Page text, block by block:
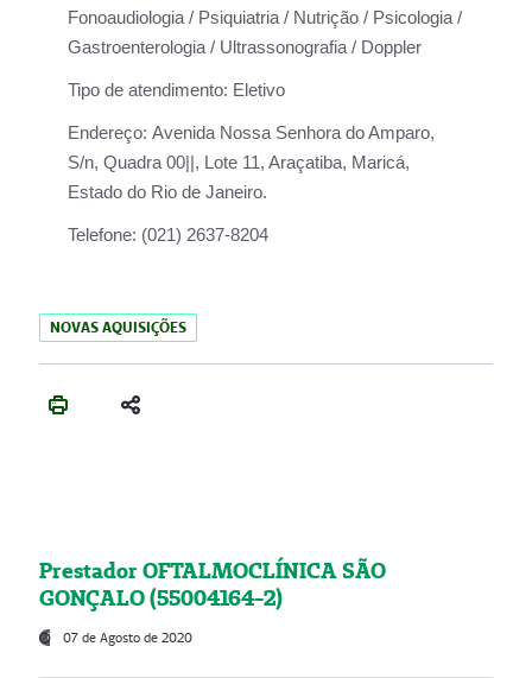
Fonoaudiologia / Psiquiatria / Nutrição / Psicologia /
Gastroenterologia / Ultrassonografia / Doppler
Tipo de atendimento: Eletivo
Endereço: Avenida Nossa Senhora do Amparo,
S/n, Quadra 00||, Lote 11, Araçatiba, Maricá,
Estado do Rio de Janeiro.
Telefone: (021) 2637-8204
NOVAS AQUISIÇÕES
Prestador OFTALMOCLÍNICA SÃO
GONÇALO (55004164-2)
07 de Agosto de 2020